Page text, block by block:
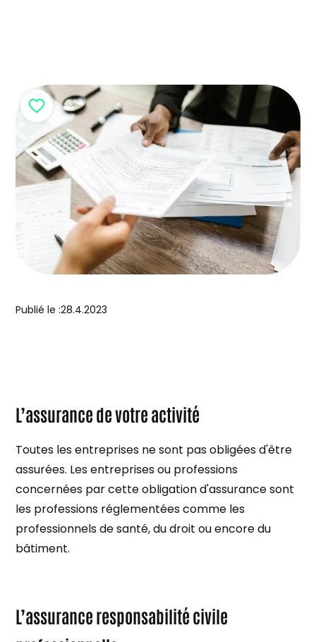
Publié le :28.4.2023
L’assurance de votre activité
Toutes les entreprises ne sont pas obligées d'être
assurées. Les entreprises ou professions
concernées par cette obligation d'assurance sont
les professions réglementées comme les
professionnels de santé, du droit ou encore du
bâtiment.
L’assurance responsabilité civile